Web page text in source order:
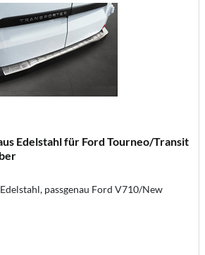
Edelstahl für Ford Tourneo/Transit
passgenau Ford V710/New